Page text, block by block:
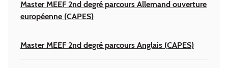
Master MEEF 2nd degré parcours Allemand ouverture
européenne (CAPES)
Master MEEF 2nd degré parcours Anglais (CAPES)